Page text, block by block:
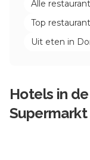
Alle
Top
Uit eten in
Hotels in